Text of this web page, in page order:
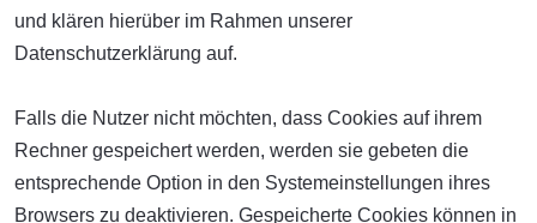
und klären hierüber im Rahmen unserer
Datenschutzerklärung auf.
Falls die Nutzer nicht möchten, dass Cookies auf ihrem
Rechner gespeichert werden, werden sie gebeten die
entsprechende Option in den Systemeinstellungen ihres
Browsers zu deaktivieren. Gespeicherte Cookies können in